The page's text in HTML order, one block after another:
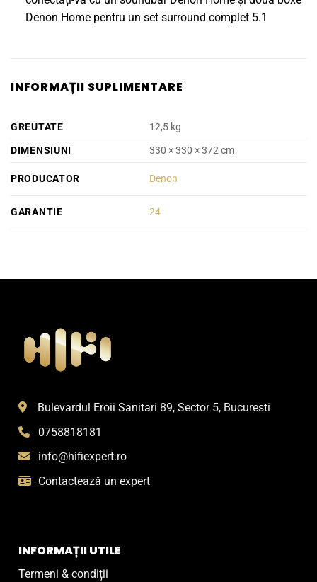
Denon Home pentru un set surround complet 5.1
INFORMAȚII SUPLIMENTARE
GREUTATE
12,5 kg
DIMENSIUNI
330 × 330 × 372 cm
PRODUCATOR Denon
GARANTIE 24
Bulevardul Eroii Sanitari 89, Sector 5, Bucuresti
0758818181
info@hifiexpert.ro
Contactează un expert
INFORMAȚII UTILE
Termeni & condiții